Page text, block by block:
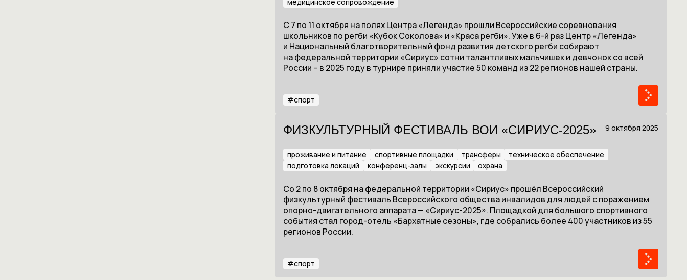
С 7 по 11 октября на полях Центра «Легенда» прошли Всероссийские соревнования
школьников по регби «Кубок Соколова» и «Краса регби». Уже в 6-й раз Центр «Легенда»
и Национальный благотворительный фонд развития детского регби собирают
на федеральной территории «Сириус» сотни талантливых мальчишек и девчонок со всей
России – в 2025 году в турнире приняли участие 50 команд из 22 регионов нашей страны.
#спорт
ФИЗКУЛЬТУРНЫЙ ФЕСТИВАЛЬ ВОИ «СИРИУС-2025» 9 октября 2025
проживание и питание спортивные площадки трансферы
техническое обеспечение
подготовка локаций
конференц-залы экскурсии охрана
Со 2 по 8 октября на федеральной территории «Сириус» прошёл Всероссийский
физкультурный фестиваль Всероссийского общества инвалидов для людей с поражением
опорно-двигательного аппарата — «Сириус-2025». Площадкой для большого спортивного
события стал город-отель «Бархатные сезоны», где собрались более 400 участников из 55
регионов России.
#спорт